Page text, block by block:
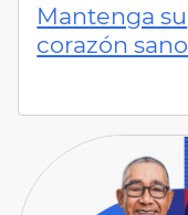
Mantenga su
corazón sano